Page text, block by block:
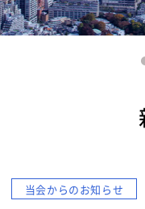
当会からのお知らせ